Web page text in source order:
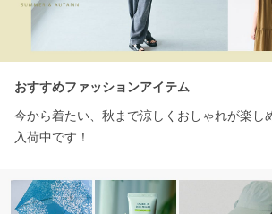
おすすめファッションアイテム
今から着たい、秋まで涼しくおしゃれが楽し
入荷中です！